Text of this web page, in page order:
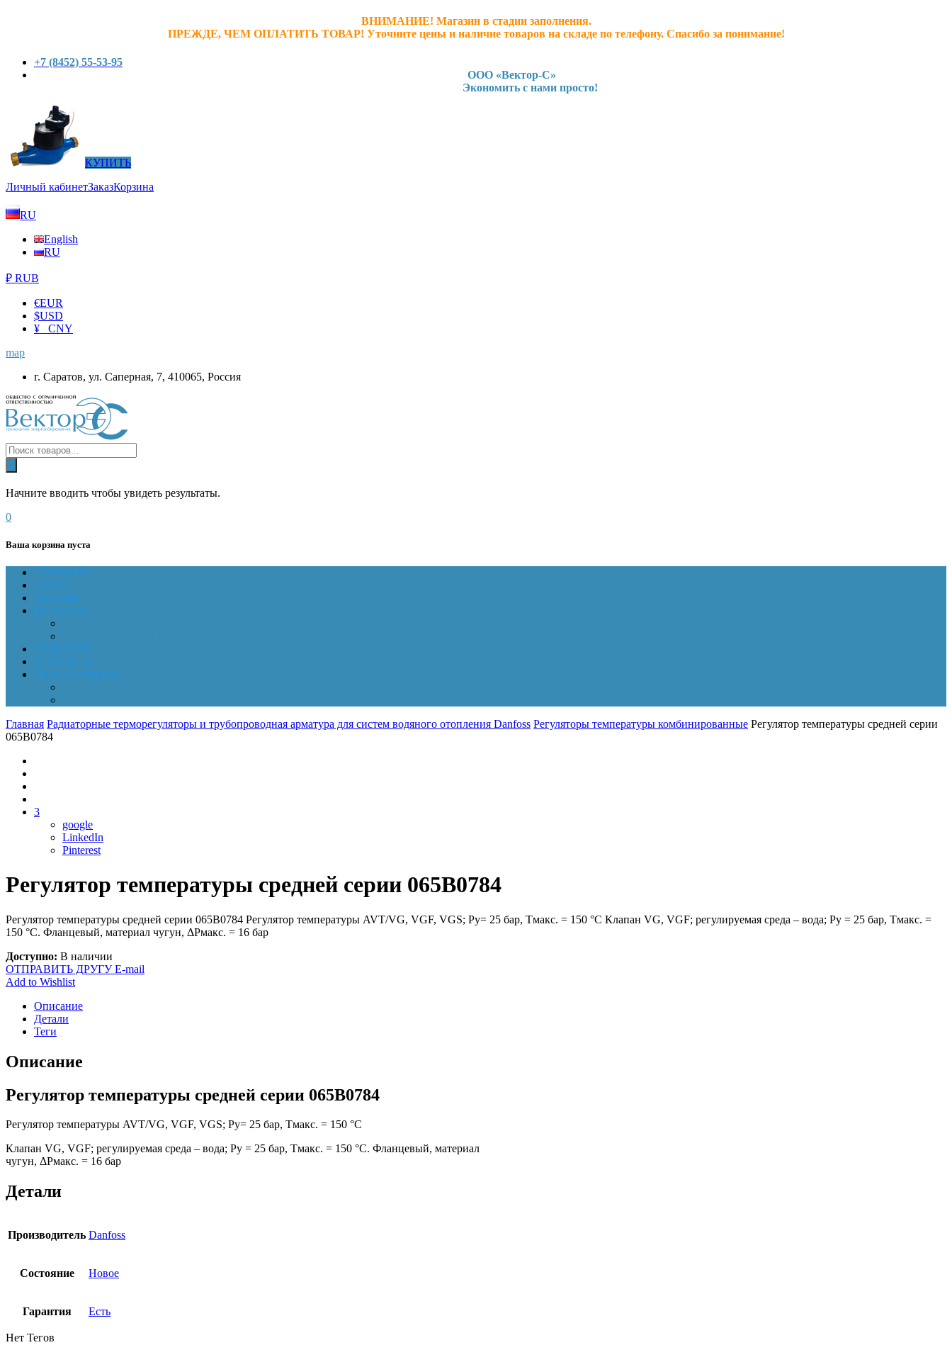
ВНИМАНИЕ! Магазин в стадии заполнения.
ПРЕЖДЕ, ЧЕМ ОПЛАТИТЬ ТОВАР! Уточните цены и наличие товаров на складе по телефону. Спасибо за понимание!
+7 (8452) 55-53-95
ООО «Вектор-С»
Экономить с нами просто!
КУПИТЬ
Личный кабинетЗаказКорзина
RU
English
RU
₽ RUB
€EUR
$USD
¥ CNY
map
г. Саратов, ул. Саперная, 7, 410065, Россия
Начните вводить чтобы увидеть результаты.
0
Ваша корзина пуста
ГЛАВНАЯ
О НАС
Магазин
Документы
НОВОСТИ
КОНТАКТЫ
Личный кабинет
Главная Радиаторные терморегуляторы и трубопроводная арматура для систем водяного отопления Danfoss Регуляторы температуры комбинированные Регулятор температуры средней серии
065B0784
3
google
LinkedIn
Pinterest
Регулятор температуры средней серии 065B0784
Регулятор температуры средней серии 065B0784 Регулятор температуры AVT/VG, VGF, VGS; Ру= 25 бар, Тмакс. = 150 °С Клапан VG, VGF; регулируемая среда – вода; Ру = 25 бар, Тмакс. =
150 °С. Фланцевый, материал чугун, ΔPмакс. = 16 бар
Доступно: В наличии
ОТПРАВИТЬ ДРУГУ E-mail
Add to Wishlist
Описание
Детали
Теги
Описание
Регулятор температуры средней серии 065B0784
Регулятор температуры AVT/VG, VGF, VGS; Ру= 25 бар, Тмакс. = 150 °С
Клапан VG, VGF; регулируемая среда – вода; Ру = 25 бар, Тмакс. = 150 °С. Фланцевый, материал
чугун, ΔPмакс. = 16 бар
Детали
Производитель Danfoss
Состояние Новое
Гарантия Есть
Нет Тегов